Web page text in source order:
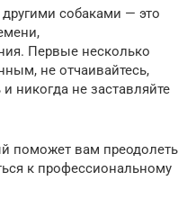
собаками — это
Первые несколько
не отчаивайтесь,
никогда не заставляйте
поможет вам преодолеть
к профессиональному